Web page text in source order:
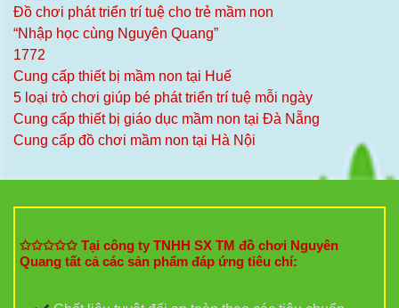
Đồ chơi phát triển trí tuệ cho trẻ mầm non
“Nhập học cùng Nguyên Quang”
1772
Cung cấp thiết bị mầm non tại Huế
5 loại trò chơi giúp bé phát triển trí tuệ mỗi ngày
Cung cấp thiết bị giáo dục mầm non tại Đà Nẵng
Cung cấp đồ chơi mầm non tại Hà Nội
✩✩✩✩✩ Tại công ty TNHH SX TM đồ chơi Nguyên
Quang tất cả các sản phẩm đáp ứng tiêu chí: